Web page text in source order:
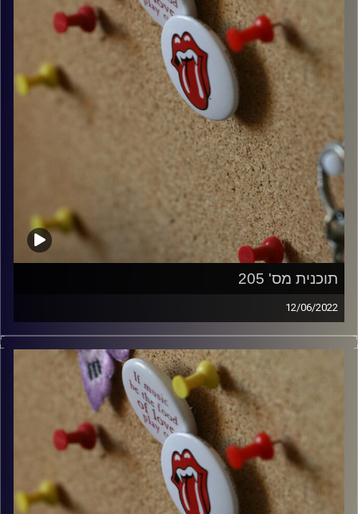
תוכנית מס' 205
12/06/2022
קלאסיקות רוק עם אורן הוף.
włodi